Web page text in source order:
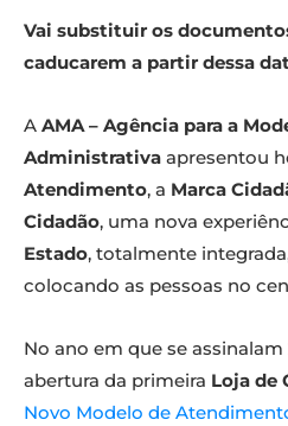
Vai substituir os
caducarem a partir dessa
A AMA – Agência para a
Administrativa apresentou
Atendimento, a Marca
Cidadão, uma nova
Estado, totalmente
colocando as pessoas no
No ano em que se assinalam
abertura da primeira Loja de
Novo Modelo de